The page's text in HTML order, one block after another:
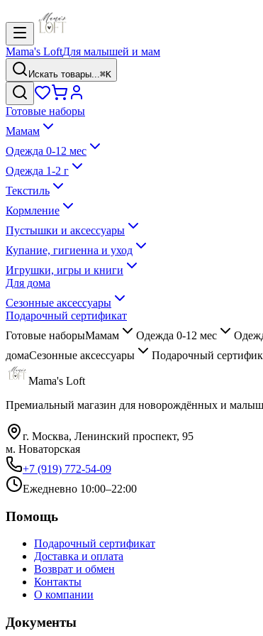
Mama's LoftДля малышей и мам
Искать товары...⌘K
Готовые наборы
Мамам
Одежда 0-12 мес
Одежда 1-2 г
Текстиль
Кормление
Пустышки и аксессуары
Купание, гигиенна и уход
Игрушки, игры и книги
Для дома
Сезонные аксессуары
Подарочный сертификат
Готовые наборыМамам Одежда 0-12 мес
домаСезонные аксессуары Подарочный
Mama's Loft
Премиальный магазин для новорождённых и
г. Москва, Ленинский проспект, 95
м. Новаторская
+7 (919) 772-54-09
Ежедневно 10:00–22:00
Помощь
Подарочный сертификат
Доставка и оплата
Возврат и обмен
Контакты
О компании
Документы